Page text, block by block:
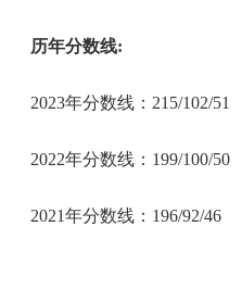
历年分数线:
2023年分数线：215/102/51
2022年分数线：199/100/50
2021年分数线：196/92/46